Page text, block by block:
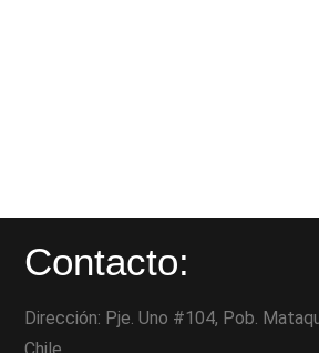
Contacto:
Dirección: Pje. Uno #104, Pob.